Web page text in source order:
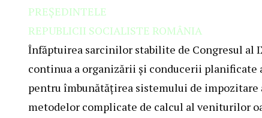
PREŞEDINTELE
REPUBLICII SOCIALISTE ROMÂNIA
Înfăptuirea sarcinilor stabilite de Congresul al
continua a organizării şi conducerii
pentru îmbunătăţirea sistemului de
metodelor complicate de calcul al veniturilor